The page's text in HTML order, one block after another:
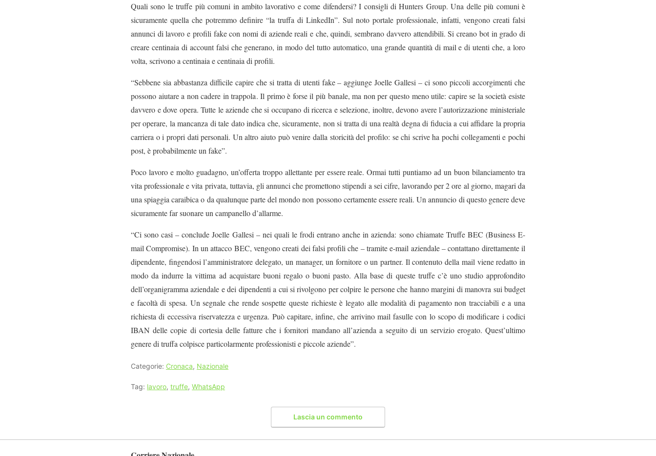
Quali sono le truffe più comuni in ambito lavorativo e come difendersi? I consigli di Hunters Group. Una delle più comuni è
sicuramente quella che potremmo definire “la truffa di LinkedIn”. Sul noto portale professionale, infatti, vengono creati falsi
annunci di lavoro e profili fake con nomi di aziende reali e che, quindi, sembrano davvero attendibili. Si creano bot in grado di
creare centinaia di account falsi che generano, in modo del tutto automatico, una grande quantità di mail e di utenti che, a loro
volta, scrivono a centinaia e centinaia di profili.
“Sebbene sia abbastanza difficile capire che si tratta di utenti fake – aggiunge Joelle Gallesi – ci sono piccoli accorgimenti che
possono aiutare a non cadere in trappola. Il primo è forse il più banale, ma non per questo meno utile: capire se la società esiste
davvero e dove opera. Tutte le aziende che si occupano di ricerca e selezione, inoltre, devono avere l’autorizzazione ministeriale
per operare, la mancanza di tale dato indica che, sicuramente, non si tratta di una realtà degna di fiducia a cui affidare la propria
carriera o i propri dati personali. Un altro aiuto può venire dalla storicità del profilo: se chi scrive ha pochi collegamenti e pochi
post, è probabilmente un fake”.
Poco lavoro e molto guadagno, un’offerta troppo allettante per essere reale. Ormai tutti puntiamo ad un buon bilanciamento tra
vita professionale e vita privata, tuttavia, gli annunci che promettono stipendi a sei cifre, lavorando per 2 ore al giorno, magari da
una spiaggia caraibica o da qualunque parte del mondo non possono certamente essere reali. Un annuncio di questo genere deve
sicuramente far suonare un campanello d’allarme.
“Ci sono casi – conclude Joelle Gallesi – nei quali le frodi entrano anche in azienda: sono chiamate Truffe BEC (Business E-
mail Compromise). In un attacco BEC, vengono creati dei falsi profili che – tramite e-mail aziendale – contattano direttamente il
dipendente, fingendosi l’amministratore delegato, un manager, un fornitore o un partner. Il contenuto della mail viene redatto in
modo da indurre la vittima ad acquistare buoni regalo o buoni pasto. Alla base di queste truffe c’è uno studio approfondito
dell’organigramma aziendale e dei dipendenti a cui si rivolgono per colpire le persone che hanno margini di manovra sui budget
e facoltà di spesa. Un segnale che rende sospette queste richieste è legato alle modalità di pagamento non tracciabili e a una
richiesta di eccessiva riservatezza e urgenza. Può capitare, infine, che arrivino mail fasulle con lo scopo di modificare i codici
IBAN delle copie di cortesia delle fatture che i fornitori mandano all’azienda a seguito di un servizio erogato. Quest’ultimo
genere di truffa colpisce particolarmente professionisti e piccole aziende”.
Categorie: Cronaca, Nazionale
Tag: lavoro, truffe, WhatsApp
Lascia un commento